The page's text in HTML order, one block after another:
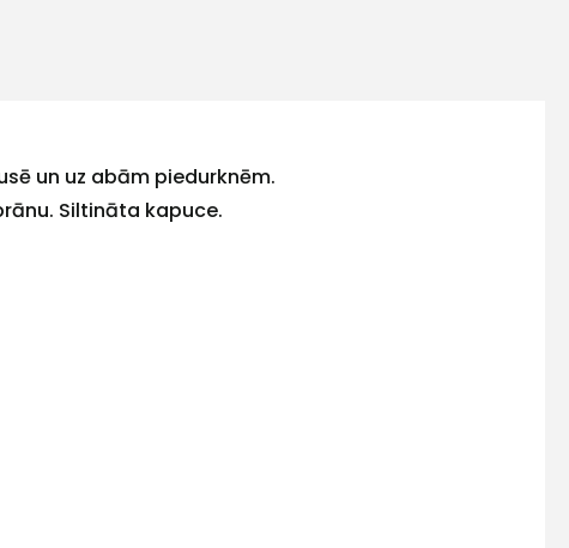
un uz abām piedurknēm.
Siltināta kapuce.